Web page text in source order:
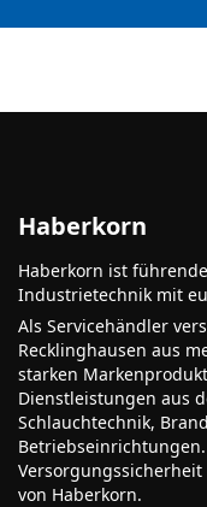
Haberkorn
Haberkorn ist
Industrietechnik mit
Als Servicehändler
Recklinghausen aus
starken
Dienstleistungen aus
Schlauchtechnik,
von Haberkorn.